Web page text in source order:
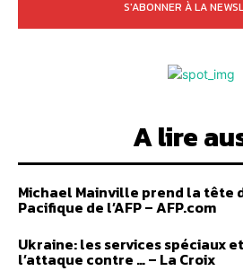
S'ABONNER À LA
A lire
Michael Mainville prend la tête
Pacifique de l’AFP – AFP.com
Ukraine: les services spéciaux
l’attaque contre … – La Croix